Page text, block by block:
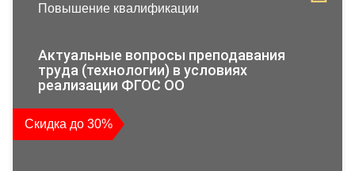
Повышение квалификации
Актуальные вопросы преподавания
труда (технологии) в условиях
реализации ФГОС ОО
Скидка до 30%